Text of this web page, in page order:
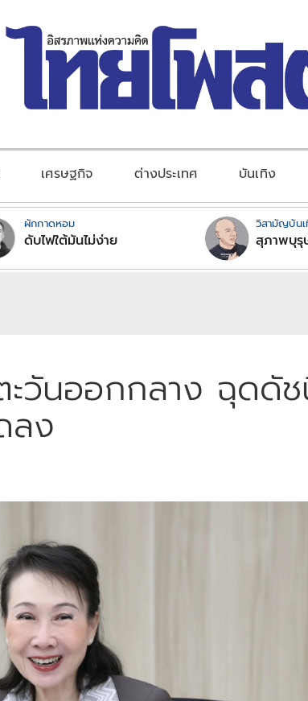
เศรษฐกิจ ต่างประเทศ บันเทิง
ผักกาดหอม
ดับไฟใต้มันไม่ง่าย
วิสามัญบัน
สุภาพบุรุ
ะวันออกกลาง ฉุดดั
ลง